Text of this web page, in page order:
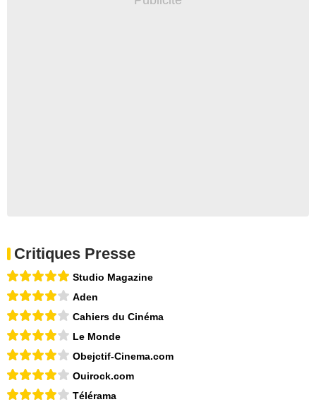
Critiques Presse
Studio Magazine
Aden
Cahiers du Cinéma
Le Monde
Obejctif-Cinema.com
Ouirock.com
Télérama